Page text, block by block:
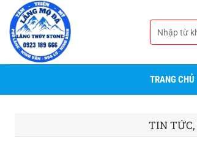
qua
nội
dung
Tìm
kiếm:
TRANG CHỦ
TIN TỨC,